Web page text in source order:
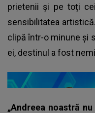
prietenii și pe toți
sensibilitatea
clipă într-o minune și
ei, destinul a fost
„Andreea noastră